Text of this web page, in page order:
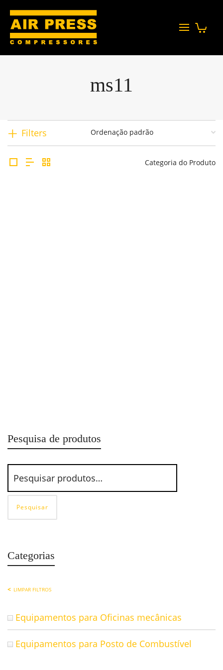
ms11
Filters
Categoria do Produto
Pesquisa de produtos
Pesquisar
Categorias
LIMPAR FILTROS
Equipamentos para Oficinas mecânicas
Equipamentos para Posto de Combustível